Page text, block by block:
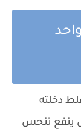
دخلته
ينفع تنحس